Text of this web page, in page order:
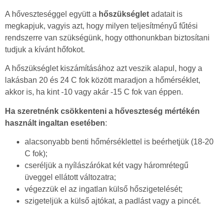
A hőveszteséggel együtt a hőszükséglet adatait is
megkapjuk, vagyis azt, hogy milyen teljesítményű fűtési
rendszerre van szükségünk, hogy otthonunkban biztosítani
tudjuk a kívánt hőfokot.
A hőszükséglet kiszámításához azt veszik alapul, hogy a
lakásban 20 és 24 C fok között maradjon a hőmérséklet,
akkor is, ha kint -10 vagy akár -15 C fok van éppen.
Ha szeretnénk csökkenteni a hőveszteség mértékén
használt ingaltan esetében:
alacsonyabb benti hőmérséklettel is beérhetjük (18-20
C fok);
cseréljük a nyílászárókat két vagy háromrétegű
üveggel ellátott változatra;
végezzük el az ingatlan külső hőszigetelését;
szigeteljük a külső ajtókat, a padlást vagy a pincét.